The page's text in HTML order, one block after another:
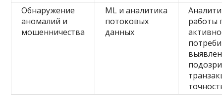
Обнаружение
аномалий и
мошенничества
ML и аналитика
потоковых
данных
работы